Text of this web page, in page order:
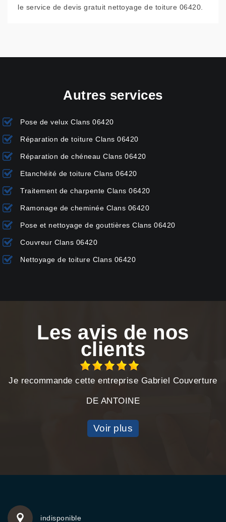
le service de devis gratuit nettoyage de toiture 06420.
Autres services
Pose de velux Clans 06420
Réparation de toiture Clans 06420
Réparation de chéneau Clans 06420
Etanchéité de toiture Clans 06420
Traitement de charpente Clans 06420
Ramonage de cheminée Clans 06420
Pose et nettoyage de gouttières Clans 06420
Couvreur Clans 06420
Nettoyage de toiture Clans 06420
Les avis de nos
clients
Je recommande cette entreprise Gabriel Couverture
DE ANTOINE
Voir plus
indisponible